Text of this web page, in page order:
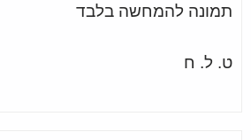
תמונה להמחשה בלבד
ט. ל. ח